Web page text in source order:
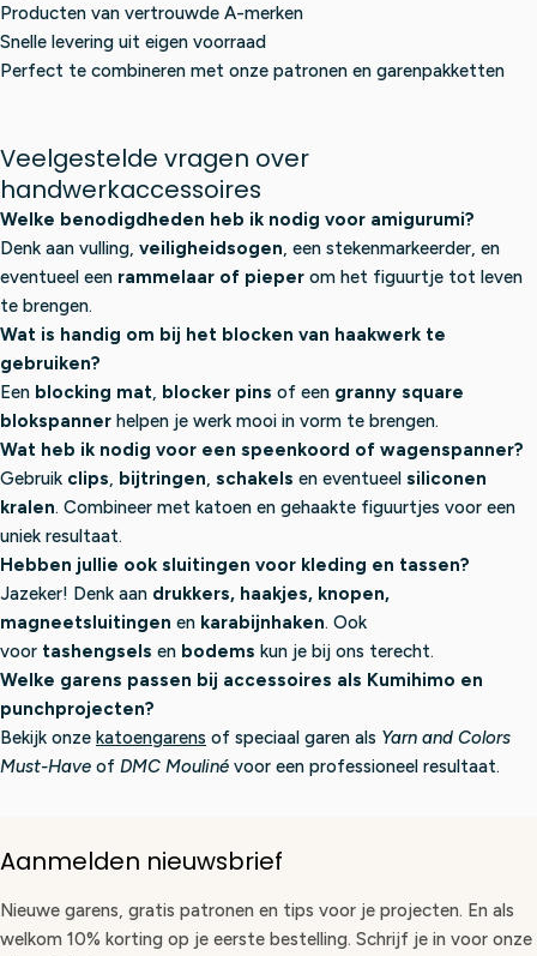
Producten van vertrouwde A-merken
Snelle levering uit eigen voorraad
Perfect te combineren met onze patronen en garenpakketten
Veelgestelde vragen over
handwerkaccessoires
Welke benodigdheden heb ik nodig voor amigurumi?
Denk aan vulling, veiligheidsogen, een stekenmarkeerder, en
eventueel een rammelaar of pieper om het figuurtje tot leven
te brengen.
Wat is handig om bij het blocken van haakwerk te
gebruiken?
Een blocking mat, blocker pins of een granny square
blokspanner helpen je werk mooi in vorm te brengen.
Wat heb ik nodig voor een speenkoord of wagenspanner?
Gebruik clips, bijtringen, schakels en eventueel siliconen
kralen. Combineer met katoen en gehaakte figuurtjes voor een
uniek resultaat.
Hebben jullie ook sluitingen voor kleding en tassen?
Jazeker! Denk aan drukkers, haakjes, knopen,
magneetsluitingen en karabijnhaken. Ook
voor tashengsels en bodems kun je bij ons terecht.
Welke garens passen bij accessoires als Kumihimo en
punchprojecten?
Bekijk onze katoengarens of speciaal garen als Yarn and Colors
Must-Have of DMC Mouliné voor een professioneel resultaat.
Aanmelden nieuwsbrief
Nieuwe garens, gratis patronen en tips voor je projecten. En als
welkom 10% korting op je eerste bestelling. Schrijf je in voor onze